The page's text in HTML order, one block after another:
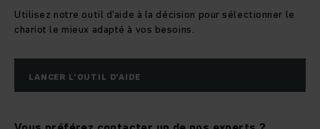
Utilisez notre outil d'aide à la décision pour sélectionner le
chariot le mieux adapté à vos besoins.
LANCER L'OUTIL D'AIDE